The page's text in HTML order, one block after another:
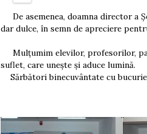
De asemenea, doamna director a
dar dulce, în semn de apreciere
Mulțumim elevilor, profesorilor,
suflet, care unește și aduce lumină.
Sărbători binecuvântate cu